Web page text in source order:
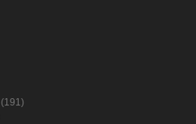
(191)